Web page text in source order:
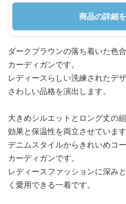
商品の詳細
ダークブラウンの落ち着いた色
カーディガンです。
レディースらしい洗練されたデ
さわしい品格を演出します。
大きめシルエットとロング丈の
効果と保温性を両立させています
デニムスタイルからきれいめコ
カーディガンです。
レディースファッションに深み
く愛用できる一着です。